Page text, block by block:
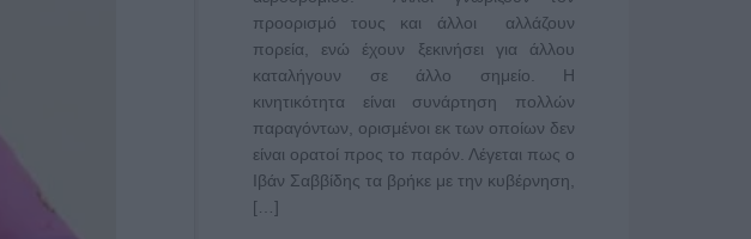
προορισμό τους και άλλοι αλλάζουν
πορεία, ενώ έχουν ξεκινήσει για άλλου
καταλήγουν σε άλλο σημείο. Η
κινητικότητα είναι συνάρτηση πολλών
παραγόντων, ορισμένοι εκ των οποίων δεν
είναι ορατοί προς το παρόν. Λέγεται πως ο
Ιβάν Σαββίδης τα βρήκε με την κυβέρνηση,
[…]